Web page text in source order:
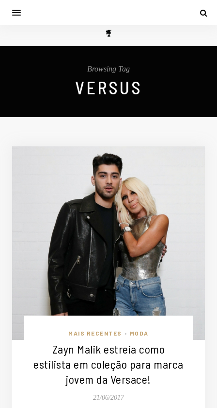
Browsing Tag
VERSUS
MAIS RECENTES • MODA
Zayn Malik estreia como
estilista em coleção para marca
jovem da Versace!
21/06/2017